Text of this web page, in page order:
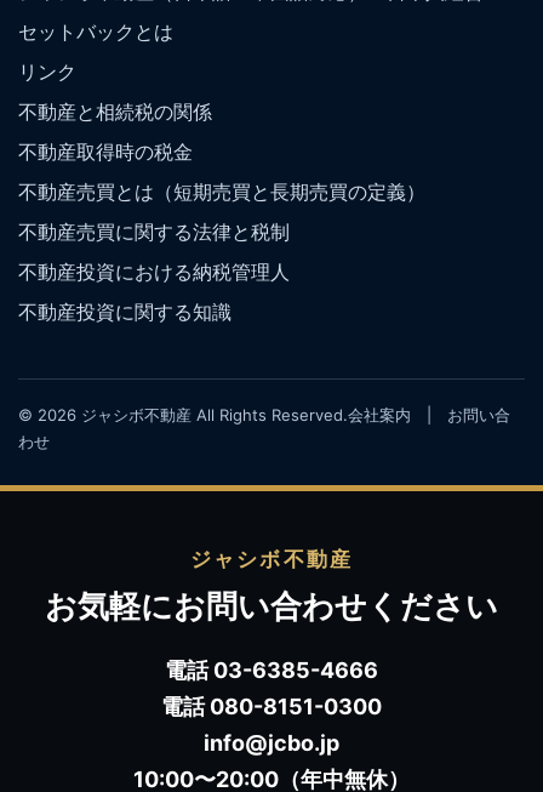
セットバックとは
リンク
不動産と相続税の関係
不動産取得時の税金
不動産売買とは（短期売買と長期売買の定義）
不動産売買に関する法律と税制
不動産投資における納税管理人
不動産投資に関する知識
© 2026 ジャシボ不動産 All Rights Reserved.会社案内
お問い合
わせ
ジャシボ不動産
お気軽にお問い合わせください
電話 03-6385-4666
電話 080-8151-0300
info@jcbo.jp
10:00〜20:00（年中無休）